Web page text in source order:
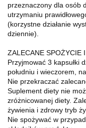
przeznaczony dla osób
utrzymaniu
(korzystne działanie
dziennie).
ZALECANE SPOŻYCIE
Przyjmować 3 kapsułki
południu i wieczorem,
Nie przekraczać
Suplement diety nie
zróżnicowanej diety.
żywienia i zdrowy tryb
Nie spożywać w